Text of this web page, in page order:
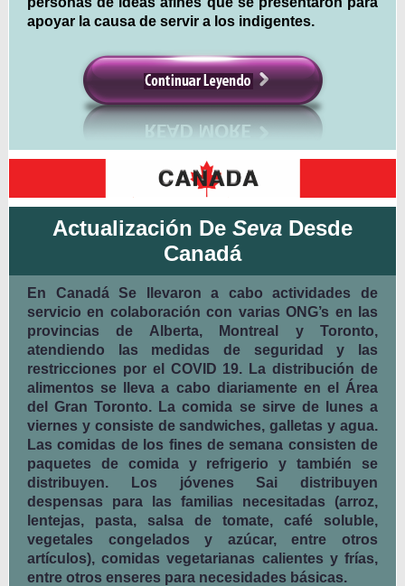
apoyar la causa de servir a los indigentes.
Actualización De Seva Desde
Canadá
En Canadá Se llevaron a cabo actividades de
servicio en colaboración con varias ONG’s en las
provincias de Alberta, Montreal y Toronto,
atendiendo las medidas de seguridad y las
restricciones por el COVID 19. La distribución de
alimentos se lleva a cabo diariamente en el Área
del Gran Toronto. La comida se sirve de lunes a
viernes y consiste de sandwiches, galletas y agua.
Las comidas de los fines de semana consisten de
paquetes de comida y refrigerio y también se
distribuyen. Los jóvenes Sai distribuyen
despensas para las familias necesitadas (arroz,
lentejas, pasta, salsa de tomate, café soluble,
vegetales congelados y azúcar, entre otros
artículos), comidas vegetarianas calientes y frías,
entre otros enseres para necesidades básicas.